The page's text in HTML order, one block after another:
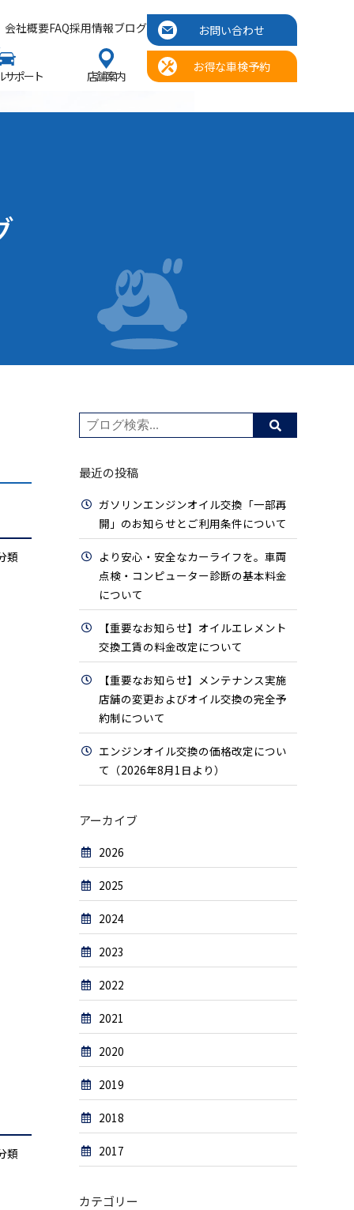
サポート 店舗案内
会社概要FAQ採用情報ブログ お問い合わせ
お得な車検予約
類
類
最近の投稿
ガソリンエンジンオイル交換「一部再
開」のお知らせとご利用条件について
より安心・安全なカーライフを。車両
点検・コンピューター診断の基本料金
について
【重要なお知らせ】オイルエレメント
交換工賃の料金改定について
【重要なお知らせ】メンテナンス実施
店舗の変更およびオイル交換の完全予
約制について
エンジンオイル交換の価格改定につい
て（2026年8月1日より）
アーカイブ
2026
2025
2024
2023
2022
2021
2020
2019
2018
2017
カテゴリー